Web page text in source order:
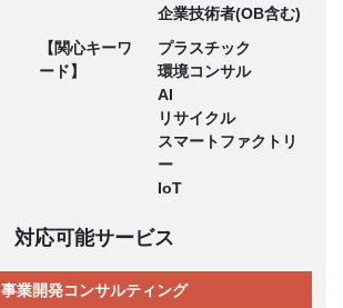
企業技術者(OB含む)
【関心キーワ
ード】
プラスチック
環境コンサル
AI
リサイクル
スマートファクトリ
ー
IoT
対応可能サービス
事業開発コンサルティング